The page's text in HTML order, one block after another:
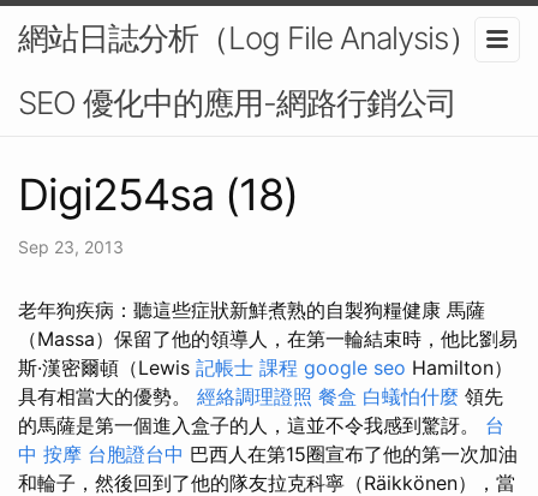
網站日誌分析（Log File Analysis）在
SEO 優化中的應用-網路行銷公司
Digi254sa (18)
Sep 23, 2013
老年狗疾病：聽這些症狀新鮮煮熟的自製狗糧健康 馬薩
（Massa）保留了他的領導人，在第一輪結束時，他比劉易
斯·漢密爾頓（Lewis 記帳士 課程 google seo Hamilton）
具有相當大的優勢。 經絡調理證照 餐盒 白蟻怕什麼 領先
的馬薩是第一個進入盒子的人，這並不令我感到驚訝。 台
中 按摩 台胞證台中 巴西人在第15圈宣布了他的第一次加油
和輪子，然後回到了他的隊友拉克科寧（Räikkönen），當